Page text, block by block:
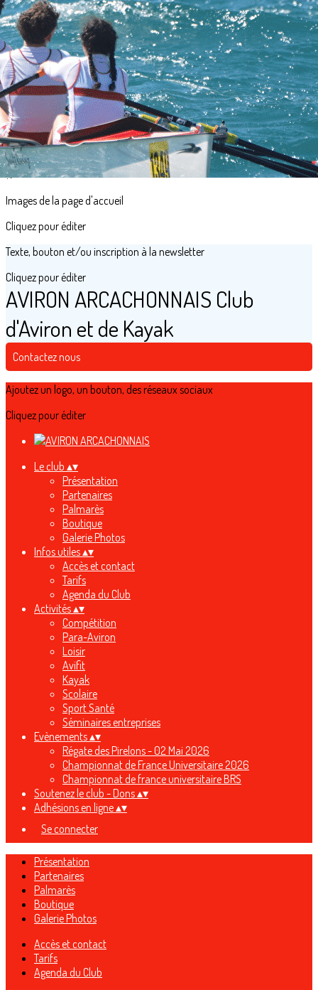
Menu
<
>
Présentation
Partenaires
Palmarès
Boutique
Galerie Photos
?>
Images de la page d'accueil
Cliquez pour éditer
Texte, bouton et/ou inscription à la newsletter
Cliquez pour éditer
AVIRON ARCACHONNAIS Club
d'Aviron et de Kayak
Contactez nous
Ajoutez un logo, un bouton, des réseaux sociaux
Cliquez pour éditer
Le club ▴▾
Présentation
Partenaires
Palmarès
Boutique
Galerie Photos
Infos utiles▴▾
Accès et contact
Tarifs
Agenda du Club
Activités▴▾
Compétition
Para-Aviron
Loisir
Avifit
Kayak
Scolaire
Sport Santé
Séminaires entreprises
Evènements▴▾
Régate des Pirelons - 02 Mai 2026
Championnat de France Universitaire 2026
Championnat de france universitaire BRS
Soutenez le club - Dons▴▾
Adhésions en ligne▴▾
Se connecter
Présentation
Partenaires
Palmarès
Boutique
Galerie Photos
Accès et contact
Tarifs
Agenda du Club